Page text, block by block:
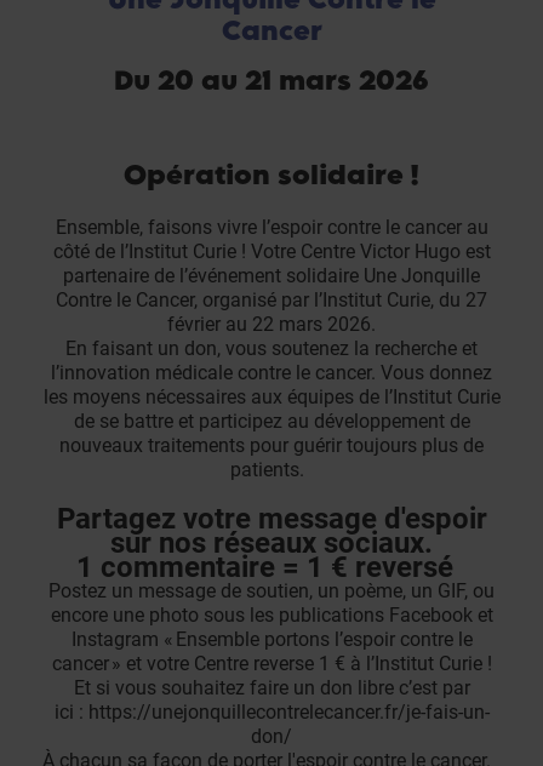
Cancer
Du 20 au 21 mars 2026
Opération solidaire !
Ensemble, faisons vivre l’espoir contre le cancer au
côté de l’Institut Curie ! Votre Centre Victor Hugo est
partenaire de l’événement solidaire Une Jonquille
Contre le Cancer, organisé par l’Institut Curie, du 27
février au 22 mars 2026.
En faisant un don, vous soutenez la recherche et
l’innovation médicale contre le cancer. Vous donnez
les moyens nécessaires aux équipes de l’Institut Curie
de se battre et participez au développement de
nouveaux traitements pour guérir toujours plus de
patients.
Partagez votre message d'espoir
sur nos réseaux sociaux.
1 commentaire = 1 € reversé
Postez un message de soutien, un poème, un GIF, ou
encore une photo sous les publications Facebook et
Instagram « Ensemble portons l’espoir contre le
cancer » et votre Centre reverse 1 € à l’Institut Curie !
Et si vous souhaitez faire un don libre c’est par
ici : https://unejonquillecontrelecancer.fr/je-fais-un-
don/
À chacun sa façon de porter l'espoir contre le cancer.